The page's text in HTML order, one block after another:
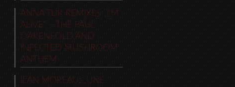
ANNA TUR REMIXES „I’M
ALIVE“ – THE PAUL
OAKENFOLD AND
INFECTED MUSHROOM
ANTHEM
ILAN MOREAU: „UNE